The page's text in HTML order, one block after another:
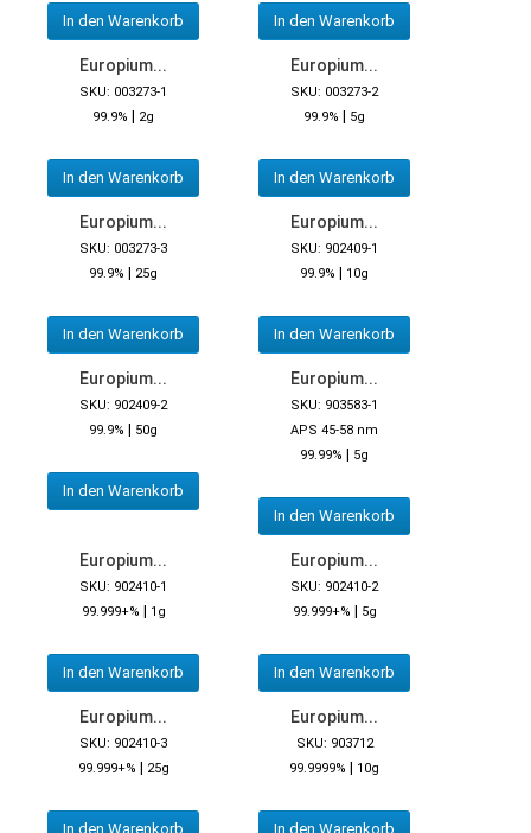
In den Warenkorb In den Warenkorb
Europium...
SKU: 003273-1
99.9% | 2g
In den Warenkorb
Europium...
SKU: 003273-2
99.9% | 5g
In den Warenkorb
Europium...
SKU: 003273-3
99.9% | 25g
In den Warenkorb
Europium...
SKU: 902409-1
99.9% | 10g
In den Warenkorb
Europium...
SKU: 902409-2
99.9% | 50g
In den Warenkorb
Europium...
SKU: 903583-1
APS 45-58 nm
99.99% | 5g
In den Warenkorb
Europium...
SKU: 902410-1
99.999+% | 1g
In den Warenkorb
Europium...
SKU: 902410-2
99.999+% | 5g
In den Warenkorb
Europium...
SKU: 902410-3
99.999+% | 25g
In den Warenkorb
Europium...
SKU: 903712
99.9999% | 10g
In den Warenkorb